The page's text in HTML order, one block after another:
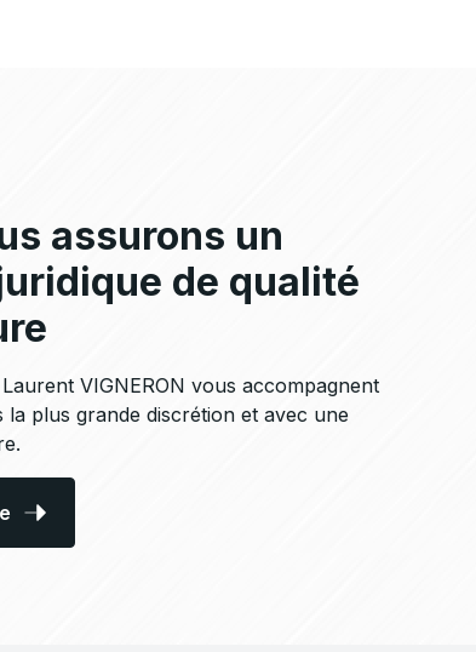
assurons un
de qualité
VIGNERON vous accompagnent
la plus grande discrétion et avec une